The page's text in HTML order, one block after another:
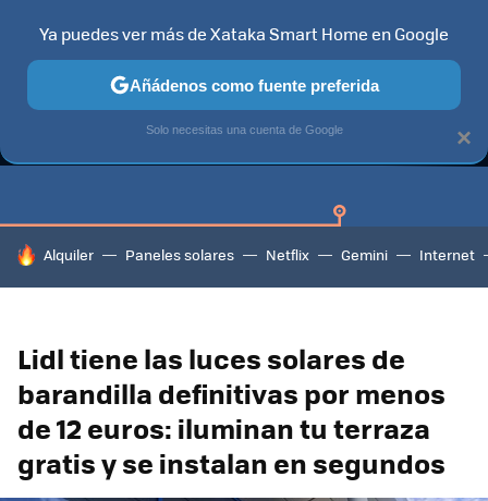
GUÍAS DE COMPRA CAZANDO GANGAS OFERTAS EN
HOY SE HABLA DE
Alquiler Paneles solares Netflix Gemini Internet
Lidl tiene las luces solares de
barandilla definitivas por menos
de 12 euros: iluminan tu terraza
gratis y se instalan en segundos
×
Ya puedes ver más de Xataka Smart Home en Google
Añádenos como fuente preferida
Solo necesitas una cuenta de Google